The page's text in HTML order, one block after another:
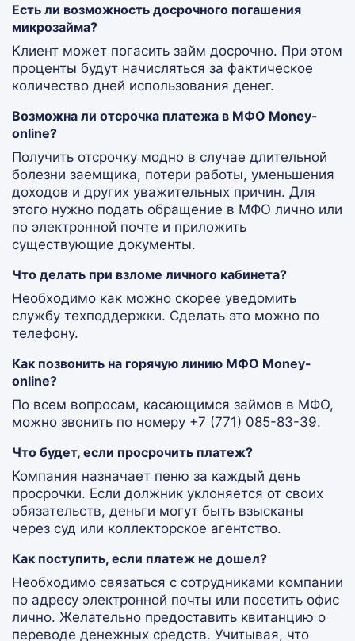
Есть ли возможность досрочного погашения
микрозайма?
Клиент может погасить займ досрочно. При этом
проценты будут начисляться за фактическое
количество дней использования денег.
Возможна ли отсрочка платежа в МФО Money-
online?
Получить отсрочку модно в случае длительной
болезни заемщика, потери работы, уменьшения
доходов и других уважительных причин. Для
этого нужно подать обращение в МФО лично или
по электронной почте и приложить
существующие документы.
Что делать при взломе личного кабинета?
Необходимо как можно скорее уведомить
службу техподдержки. Сделать это можно по
телефону.
Как позвонить на горячую линию МФО Money-
online?
По всем вопросам, касающимся займов в МФО,
можно звонить по номеру +7 (771) 085-83-39.
Что будет, если просрочить платеж?
Компания назначает пеню за каждый день
просрочки. Если должник уклоняется от своих
обязательств, деньги могут быть взысканы
через суд или коллекторское агентство.
Как поступить, если платеж не дошел?
Необходимо связаться с сотрудниками компании
по адресу электронной почты или посетить офис
лично. Желательно предоставить квитанцию о
переводе денежных средств. Учитывая, что